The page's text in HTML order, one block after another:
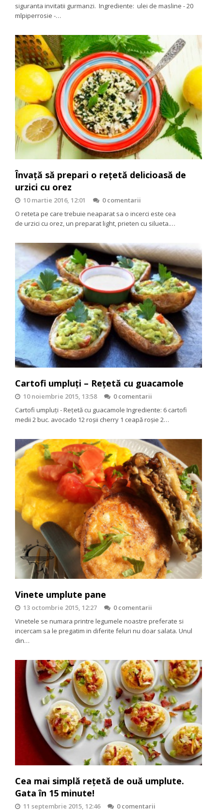
siguranta invitatii gurmanzi. Ingrediente: ulei de masline - 20
mlpiperrosie -…
Învață să prepari o rețetă delicioasă de
urzici cu orez
10 martie 2016, 12:01
0 comentarii
O reteta pe care trebuie neaparat sa o incerci este cea
de urzici cu orez, un preparat light, prieten cu silueta.…
Cartofi umpluți – Rețetă cu guacamole
10 noiembrie 2015, 13:58
0 comentarii
Cartofi umpluți - Rețetă cu guacamole Ingrediente: 6 cartofi
medii 2 buc. avocado 12 roșii cherry 1 ceapă roșie 2…
Vinete umplute pane
13 octombrie 2015, 12:27
0 comentarii
Vinetele se numara printre legumele noastre preferate si
incercam sa le pregatim in diferite feluri nu doar salata. Unul
din…
Cea mai simplă reţetă de ouă umplute.
Gata în 15 minute!
11 septembrie 2015, 12:46
0 comentarii